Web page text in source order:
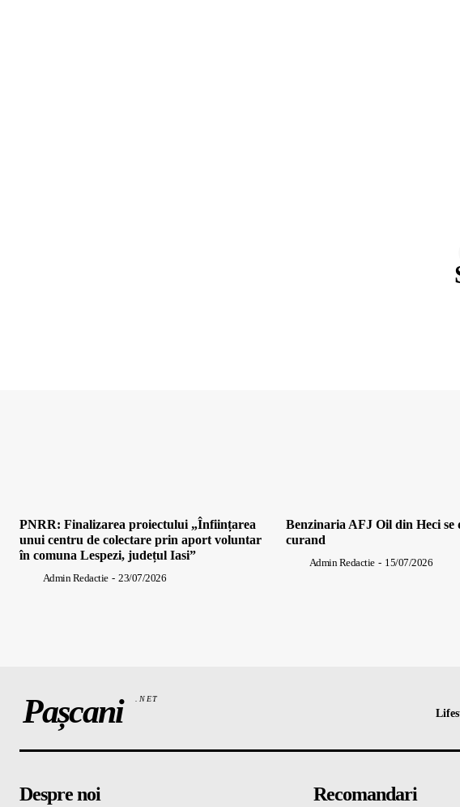
PNRR: Finalizarea proiectului „Înființarea
unui centru de colectare prin aport voluntar
în comuna Lespezi, județul Iasi”
Admin Redactie - 23/07/2026
Benzinaria AFJ Oil din Heci se
curand
Admin Redactie - 15/07/2026
Pașcani .NET
Despre noi Recomandari